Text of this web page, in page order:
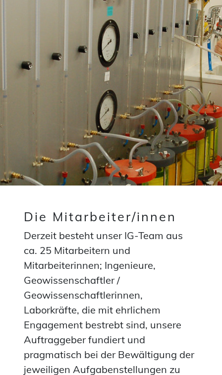
Die Mitarbeiter/innen
Derzeit besteht unser IG-Team aus
ca. 25 Mitarbeitern und
Mitarbeiterinnen; Ingenieure,
Geowissenschaftler /
Geowissenschaftlerinnen,
Laborkräfte, die mit ehrlichem
Engagement bestrebt sind, unsere
Auftraggeber fundiert und
pragmatisch bei der Bewältigung der
jeweiligen Aufgabenstellungen zu